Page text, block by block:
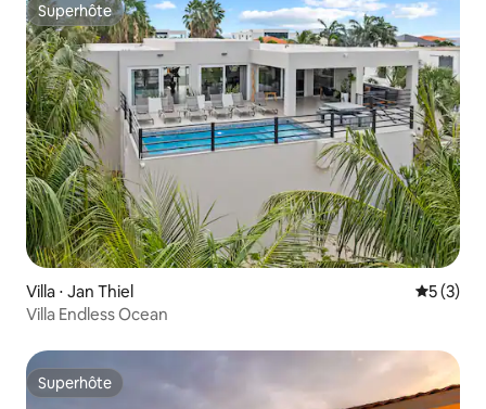
Superhôte
Superhôte
Villa ⋅ Jan Thiel
5 (3)
Villa Endless Ocean
Superhôte
Superhôte